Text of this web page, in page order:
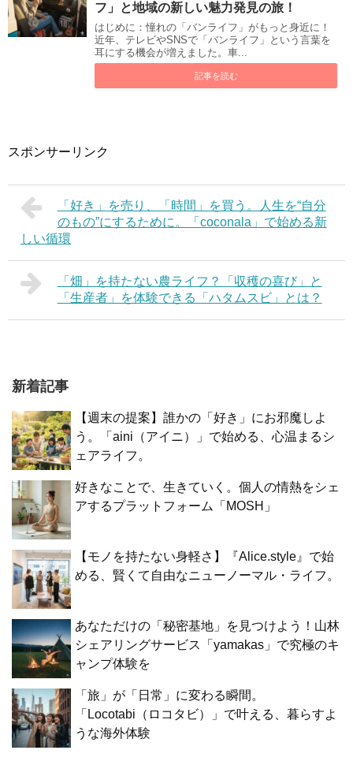
フ」と地域の新しい魅力発見の旅！
はじめに：憧れの「バンライフ」がもっと身近に！
近年、テレビやSNSで「バンライフ」という言葉を
耳にする機会が増えました。車...
記事を読む
スポンサーリンク
「好き」を売り、「時間」を買う。人生を“自分
のもの”にするために。「coconala」で始める新
しい循環
「畑」を持たない農ライフ？「収穫の喜び」と
「生産者」を体験できる「ハタムスビ」とは？
新着記事
【週末の提案】誰かの「好き」にお邪魔しよ
う。「aini（アイニ）」で始める、心温まるシ
ェアライフ。
好きなことで、生きていく。個人の情熱をシェ
アするプラットフォーム「MOSH」
【モノを持たない身軽さ】『Alice.style』で始
める、賢くて自由なニューノーマル・ライフ。
あなただけの「秘密基地」を見つけよう！山林
シェアリングサービス「yamakas」で究極のキ
ャンプ体験を
「旅」が「日常」に変わる瞬間。
「Locotabi（ロコタビ）」で叶える、暮らすよ
うな海外体験